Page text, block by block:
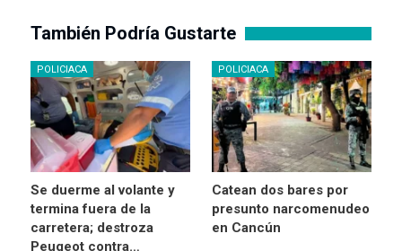
También Podría Gustarte
POLICIACA
Se duerme al volante y
termina fuera de la
carretera; destroza
Peugeot contra…
POLICIACA
Catean dos bares por
presunto narcomenudeo
en Cancún